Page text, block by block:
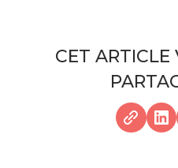
CET ARTICLE